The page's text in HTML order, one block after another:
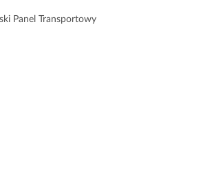
Panel Transportowy